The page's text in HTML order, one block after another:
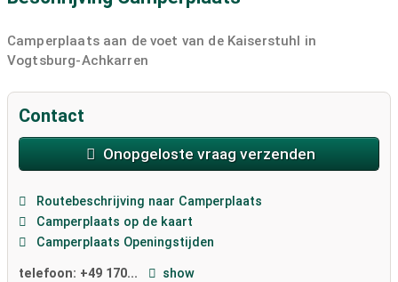
Camperplaats aan de voet van de Kaiserstuhl in
Vogtsburg-Achkarren
Contact
Onopgeloste vraag verzenden
Routebeschrijving naar Camperplaats
Camperplaats op de kaart
Camperplaats Openingstijden
telefoon: +49 170... show